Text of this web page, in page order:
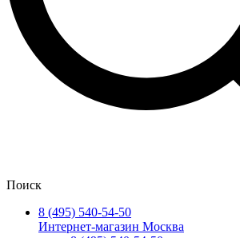
Поиск
8 (495) 540-54-50
Интернет-магазин Москва